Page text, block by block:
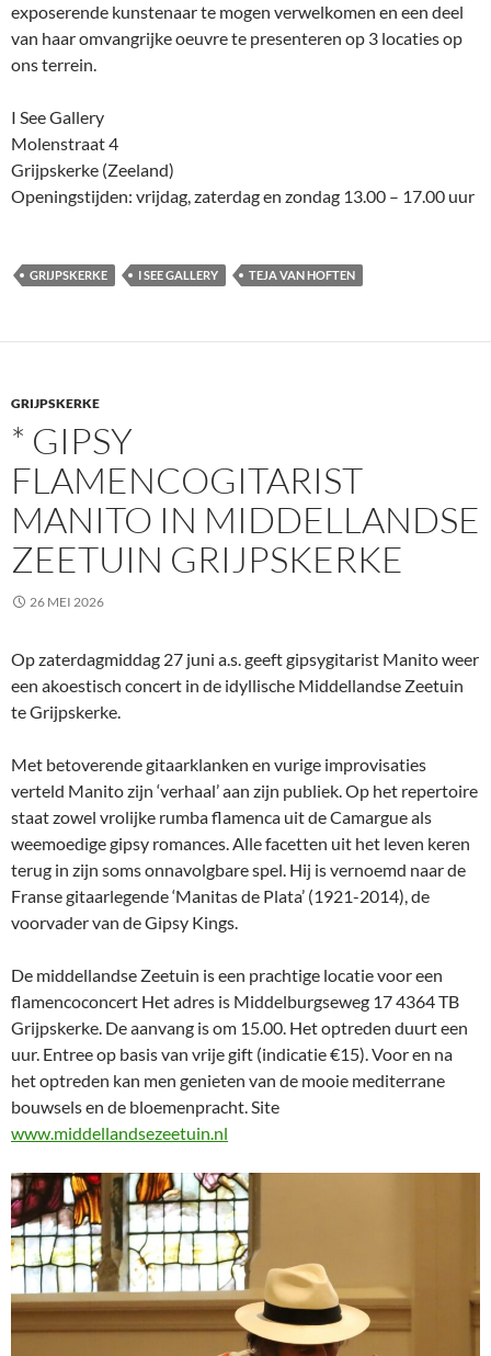
exposerende kunstenaar te mogen verwelkomen en een deel
van haar omvangrijke oeuvre te presenteren op 3 locaties op
ons terrein.
I See Gallery
Molenstraat 4
Grijpskerke (Zeeland)
Openingstijden: vrijdag, zaterdag en zondag 13.00 – 17.00 uur
GRIJPSKERKE I SEE GALLERY TEJA VAN HOFTEN
GRIJPSKERKE
* GIPSY
FLAMENCOGITARIST
MANITO IN MIDDELLANDSE
ZEETUIN GRIJPSKERKE
26 MEI 2026
Op zaterdagmiddag 27 juni a.s. geeft gipsygitarist Manito weer
een akoestisch concert in de idyllische Middellandse Zeetuin
te Grijpskerke.
Met betoverende gitaarklanken en vurige improvisaties
verteld Manito zijn ‘verhaal’ aan zijn publiek. Op het repertoire
staat zowel vrolijke rumba flamenca uit de Camargue als
weemoedige gipsy romances. Alle facetten uit het leven keren
terug in zijn soms onnavolgbare spel. Hij is vernoemd naar de
Franse gitaarlegende ‘Manitas de Plata’ (1921-2014), de
voorvader van de Gipsy Kings.
De middellandse Zeetuin is een prachtige locatie voor een
flamencoconcert Het adres is Middelburgseweg 17 4364 TB
Grijpskerke. De aanvang is om 15.00. Het optreden duurt een
uur. Entree op basis van vrije gift (indicatie €15). Voor en na
het optreden kan men genieten van de mooie mediterrane
bouwsels en de bloemenpracht. Site
www.middellandsezeetuin.nl